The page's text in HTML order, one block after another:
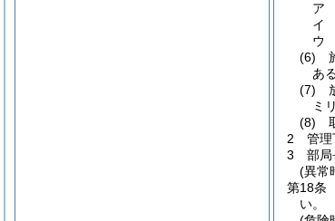
ア
イ
ウ
(6)
あ
(7)
ミ
(8)
2
管理
3
部局
(異常
第18条
い。